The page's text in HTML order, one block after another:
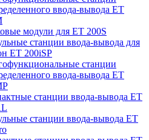
ввода-вывода ET
модули для ET 200S
станции ввода-вывода для
ET 200iSP
станции
ввода-вывода ET
станции ввода-вывода ET
станции ввода-вывода ET